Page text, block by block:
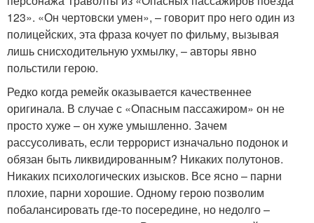
123». «Он чертовски умен», – говорит про него один из
полицейских, эта фраза кочует по фильму, вызывая
лишь снисходительную ухмылку, – авторы явно
польстили герою.
Редко когда ремейк оказывается качественнее
оригинала. В случае с «Опасным пассажиром» он не
просто хуже – он хуже умышленно. Зачем
рассусоливать, если террорист изначально подонок и
обязан быть ликвидированным? Никаких полутонов.
Никаких психологических изысков. Все ясно – парни
плохие, парни хорошие. Одному герою позволим
побалансировать где-то посередине, но недолго –